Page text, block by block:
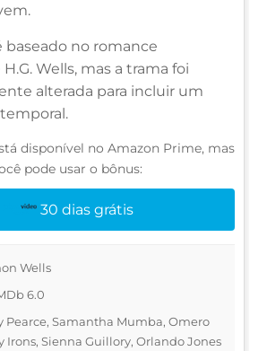
baseado no romance
Wells, mas a trama foi
alterada para incluir um
disponível no Amazon Prime, mas
pode usar o bônus:
30 dias grátis
Wells
6.0
Pearce, Samantha Mumba, Omero
Irons, Sienna Guillory, Orlando Jones